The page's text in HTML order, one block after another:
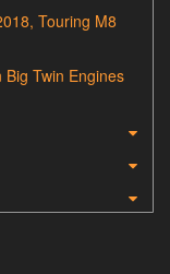
Touring M8
Twin Engines